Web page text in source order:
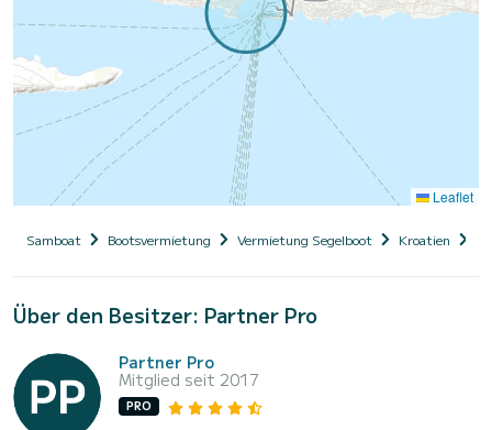
Leaflet
Samboat Bootsvermietung Vermietung Segelboot Kroatien
Über den Besitzer: Partner Pro
Partner Pro
Mitglied seit 2017
PRO